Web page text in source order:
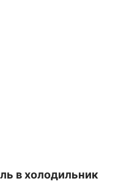
в холодильник